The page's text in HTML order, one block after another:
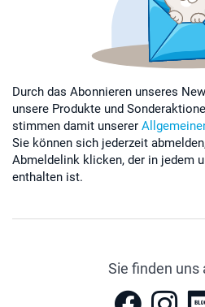
Durch das Abonnieren unseres
unsere Produkte und
stimmen damit unserer
Sie können sich jederzeit
Abmeldelink klicken, der in jedem
enthalten ist.
Sie finden uns